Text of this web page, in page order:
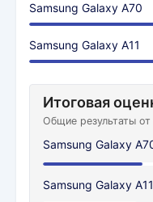
Samsung Galaxy A70
Samsung Galaxy A11
Итоговая
Общие результаты
Samsung Galaxy
Samsung Galaxy A11